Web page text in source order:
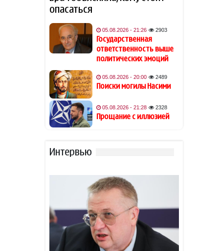
17:16
Врач объяснила, что
означает, если часто урчит
живот
17:06
Посол Украины в Польше
похвалил Бандеру
16:55
Ученые обнаружили новую
способность Солнца влиять
на жизнь на Земле
16:38
Киеву предрекли не
16:28
В Британии поразились
МИД РФ назвал небольшим
практический результат от
поездки Зеленского в США
16:05
СМИ: Россия отправила
Японии сигнал из-за Курил
опасаться
05.08.2026 - 21:26 2903
Государственная
ответственность выше
политических эмоций
05.08.2026 - 20:00 2489
Поиски могилы Насими
05.08.2026 - 21:28 2328
Прощание с иллюзией
Интервью